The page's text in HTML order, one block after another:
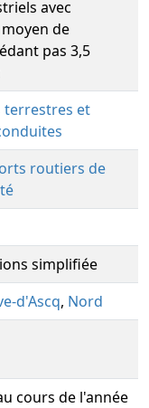
avec
de
pas 3,5
terrestres et
routiers de
simplifiée
d'Ascq, Nord
cours de l'année